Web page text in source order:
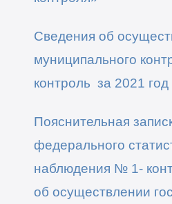
Сведения об
муниципального
контроль за 2021 год
Пояснительная
федерального
наблюдения № 1-
об осуществлении